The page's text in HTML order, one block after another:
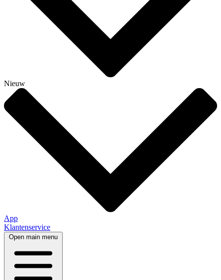
Nieuw
App
Klantenservice
Open main menu